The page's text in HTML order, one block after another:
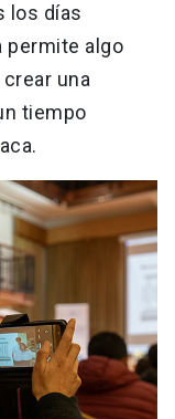
los días
permite algo
una
tiempo